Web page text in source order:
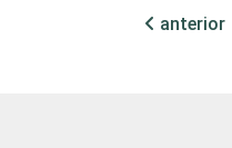
68
anterior